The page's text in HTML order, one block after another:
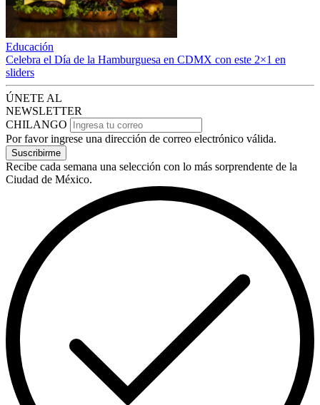
Educación
Celebra el Día de la Hamburguesa en CDMX con este 2×1 en
sliders
ÚNETE AL
NEWSLETTER
CHILANGO
Por favor ingrese una dirección de correo electrónico válida.
Suscribirme
Recibe cada semana una selección con lo más sorprendente de la
Ciudad de México.